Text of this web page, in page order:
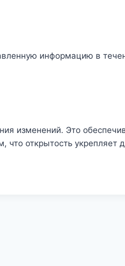
информацию в
изменений. Это
что открытость укрепляет